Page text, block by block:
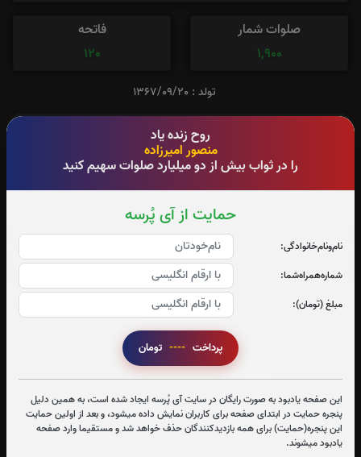
روح زنده یاد
منصور امیرزاده
را در ثواب بیش از دو میلیارد صلوات سهیم کنید
حمایت از آی پُرسه
نام‌و‌نام‌خانوادگی:
شماره‌همراه‌شما:
مبلغ (تومان):
پرداخت ----
این صفحه یادبود به صورت رایگان در سایت آی پُرسه ایجاد شده است، به همین دلیل
پنجره حمایت در ابتدای صفحه برای کاربران نمایش داده میشود، و بعد از اولین حمایت
این پنجره(حمایت) برای همه بازدیدکنندگان حذف خواهد شد و مستقیما وارد صفحه
یادبود میشوند.
صلوات شمار
1,900
فاتحه
120
تولد : 1367/09/20
نام نیکو گر بماند زآدمی، به کزو ماند سرای زرنگار
تعداد بازدید : 221